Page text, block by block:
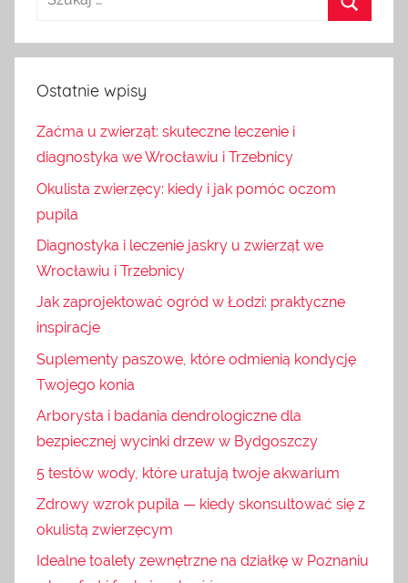
Ostatnie wpisy
Zaćma u zwierząt: skuteczne leczenie i
diagnostyka we Wrocławiu i Trzebnicy
Okulista zwierzęcy: kiedy i jak pomóc oczom
pupila
Diagnostyka i leczenie jaskry u zwierząt we
Wrocławiu i Trzebnicy
Jak zaprojektować ogród w Łodzi: praktyczne
inspiracje
Suplementy paszowe, które odmienią kondycję
Twojego konia
Arborysta i badania dendrologiczne dla
bezpiecznej wycinki drzew w Bydgoszczy
5 testów wody, które uratują twoje akwarium
Zdrowy wzrok pupila — kiedy skonsultować się z
okulistą zwierzęcym
Idealne toalety zewnętrzne na działkę w Poznaniu